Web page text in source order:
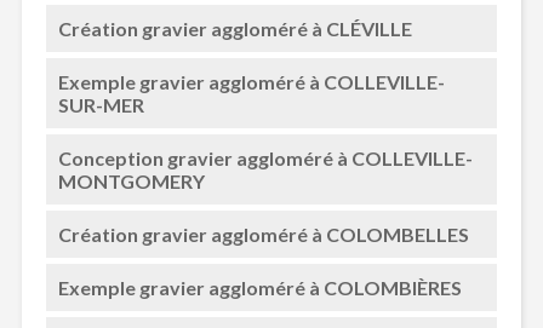
Création gravier aggloméré à CLÉVILLE
Exemple gravier aggloméré à COLLEVILLE-
SUR-MER
Conception gravier aggloméré à COLLEVILLE-
MONTGOMERY
Création gravier aggloméré à COLOMBELLES
Exemple gravier aggloméré à COLOMBIÈRES